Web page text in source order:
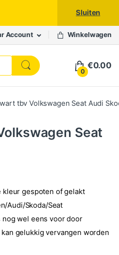
Sluiten
Account Winkelwagen
0
€0.00
tbv Volkswagen Seat Audi
Seat
kleur gespoten of gelakt
Audi/Skoda/Seat
nog wel eens voor door
gelukkig vervangen worden